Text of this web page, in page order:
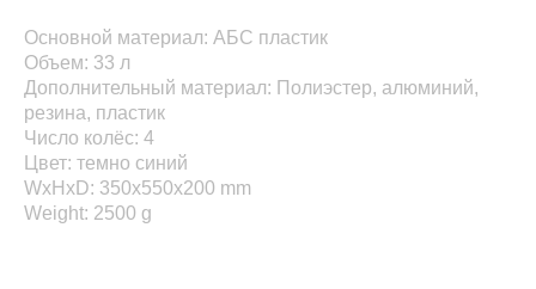
Основной материал: АБС пластик
Объем: 33 л
Дополнительный материал: Полиэстер, алюминий,
резина, пластик
Число колёс: 4
Цвет: темно синий
WxHxD: 350x550x200 mm
Weight: 2500 g